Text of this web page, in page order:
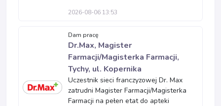
2026-08-06 13:53
Dam pracę
Dr.Max, Magister
Farmacji/Magisterka Farmacji,
Tychy, ul. Kopernika
Uczestnik sieci franczyzowej Dr. Max
zatrudni Magister Farmacji/Magisterka
Farmacji na pełen etat do apteki